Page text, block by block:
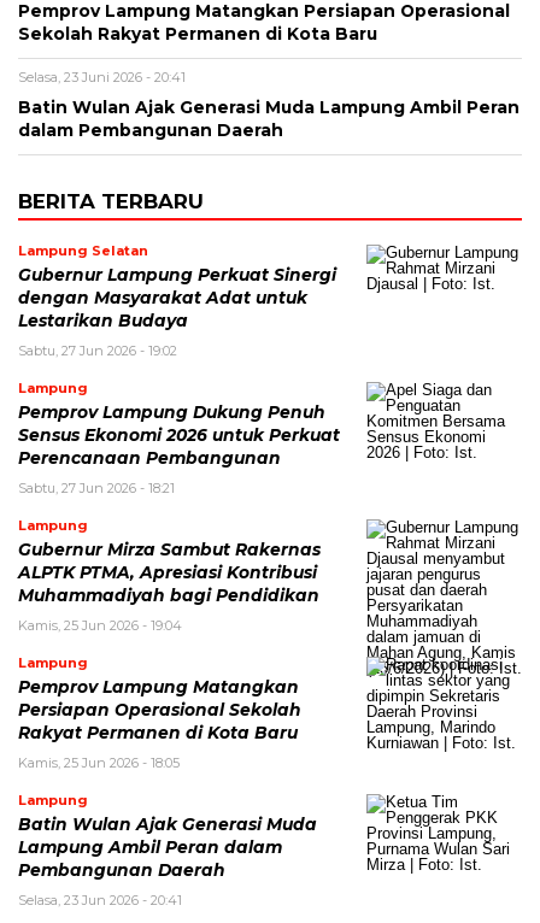
Pemprov Lampung Matangkan Persiapan Operasional
Sekolah Rakyat Permanen di Kota Baru
Selasa, 23 Juni 2026 - 20:41
Batin Wulan Ajak Generasi Muda Lampung Ambil Peran
dalam Pembangunan Daerah
BERITA TERBARU
Lampung Selatan
Gubernur Lampung Perkuat Sinergi
dengan Masyarakat Adat untuk
Lestarikan Budaya
Sabtu, 27 Jun 2026 - 19:02
Lampung
Pemprov Lampung Dukung Penuh
Sensus Ekonomi 2026 untuk Perkuat
Perencanaan Pembangunan
Sabtu, 27 Jun 2026 - 18:21
Lampung
Gubernur Mirza Sambut Rakernas
ALPTK PTMA, Apresiasi Kontribusi
Muhammadiyah bagi Pendidikan
Kamis, 25 Jun 2026 - 19:04
Lampung
Pemprov Lampung Matangkan
Persiapan Operasional Sekolah
Rakyat Permanen di Kota Baru
Kamis, 25 Jun 2026 - 18:05
Lampung
Batin Wulan Ajak Generasi Muda
Lampung Ambil Peran dalam
Pembangunan Daerah
Selasa, 23 Jun 2026 - 20:41